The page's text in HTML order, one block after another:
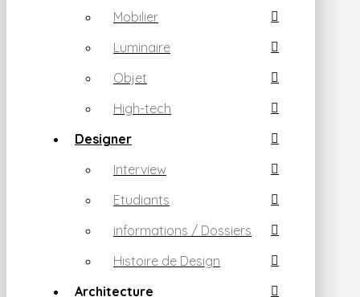
Mobilier
Luminaire
Objet
High-tech
Designer
Interview
Etudiants
informations / Dossiers
Histoire de Design
Architecture